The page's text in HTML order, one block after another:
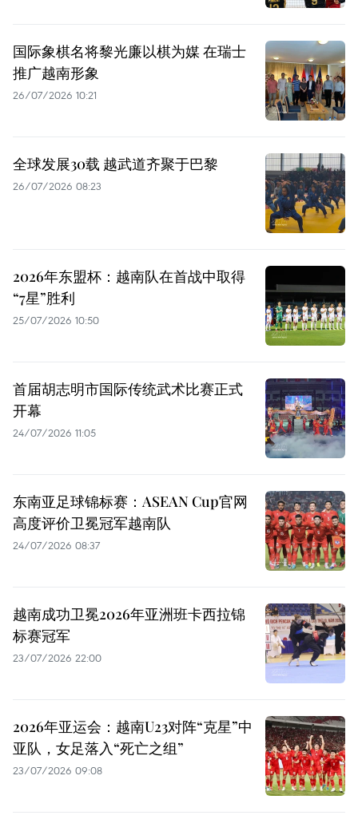
国际象棋名将黎光廉以棋为媒 在瑞士
推广越南形象
26/07/2026 10:21
全球发展30载 越武道齐聚于巴黎
26/07/2026 08:23
2026年东盟杯：越南队在首战中取得
“7星”胜利
25/07/2026 10:50
首届胡志明市国际传统武术比赛正式
开幕
24/07/2026 11:05
东南亚足球锦标赛：ASEAN Cup官网
高度评价卫冕冠军越南队
24/07/2026 08:37
越南成功卫冕2026年亚洲班卡西拉锦
标赛冠军
23/07/2026 22:00
2026年亚运会：越南U23对阵“克星”中
亚队，女足落入“死亡之组”
23/07/2026 09:08